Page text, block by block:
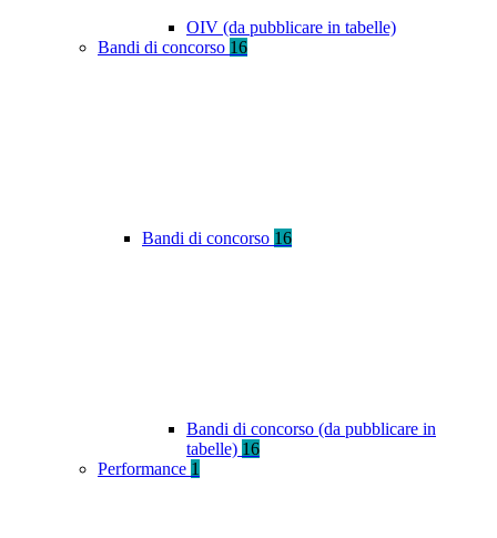
OIV (da pubblicare in tabelle)
Bandi di concorso 16
Bandi di concorso 16
Bandi di concorso (da pubblicare in
tabelle) 16
Performance 1